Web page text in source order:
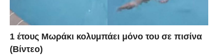
1 έτους Μωράκι κολυμπάει μόνο του σε πισίνα
(Βίντεο)